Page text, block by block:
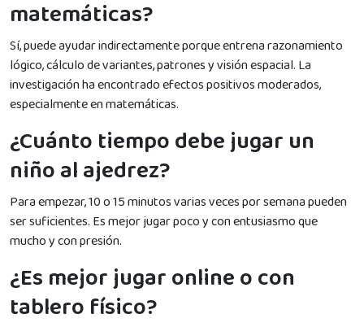
matemáticas?
Sí, puede ayudar indirectamente porque entrena razonamiento
lógico, cálculo de variantes, patrones y visión espacial. La
investigación ha encontrado efectos positivos moderados,
especialmente en matemáticas.
¿Cuánto tiempo debe jugar un
niño al ajedrez?
Para empezar, 10 o 15 minutos varias veces por semana pueden
ser suficientes. Es mejor jugar poco y con entusiasmo que
mucho y con presión.
¿Es mejor jugar online o con
tablero físico?